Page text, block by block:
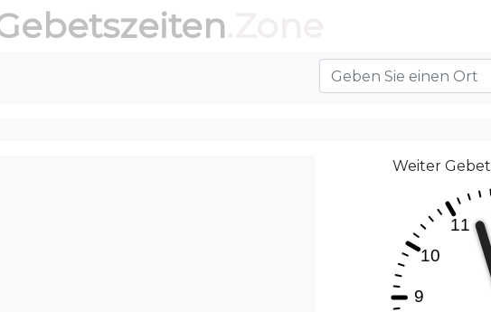
Weiter